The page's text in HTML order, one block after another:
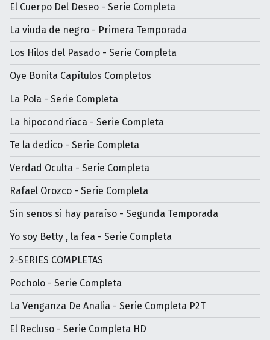
El Cuerpo Del Deseo - Serie Completa
La viuda de negro - Primera Temporada
Los Hilos del Pasado - Serie Completa
Oye Bonita Capítulos Completos
La Pola - Serie Completa
La hipocondríaca - Serie Completa
Te la dedico - Serie Completa
Verdad Oculta - Serie Completa
Rafael Orozco - Serie Completa
Sin senos si hay paraíso - Segunda Temporada
Yo soy Betty , la fea - Serie Completa
2-SERIES COMPLETAS
Pocholo - Serie Completa
La Venganza De Analia - Serie Completa P2T
El Recluso - Serie Completa HD